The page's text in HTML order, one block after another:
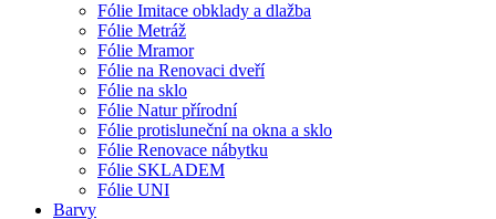
Fólie Imitace obklady a dlažba
Fólie Metráž
Fólie Mramor
Fólie na Renovaci dveří
Fólie na sklo
Fólie Natur přírodní
Fólie protisluneční na okna a sklo
Fólie Renovace nábytku
Fólie SKLADEM
Fólie UNI
Barvy